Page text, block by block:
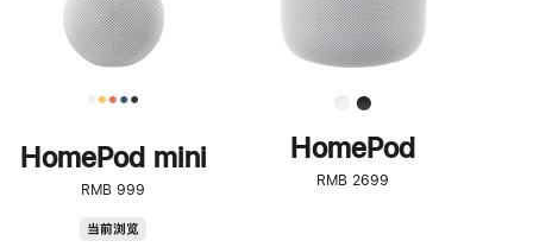
HomePod mini
RMB 999
当前浏览
HomePod
RMB 2699